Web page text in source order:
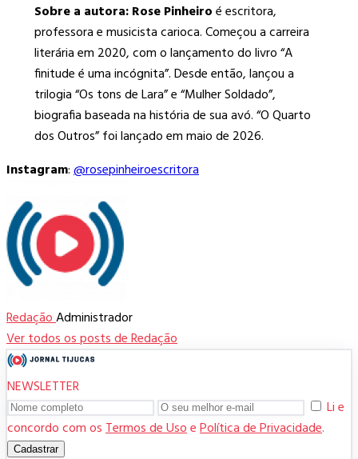
Sobre a autora: Rose Pinheiroé escritora,
professora e musicista carioca. Começou a carreira
literária em 2020, com o lançamento do livro “A
finitude é uma incógnita”. Desde então, lançou a
trilogia “Os tons de Lara” e “Mulher Soldado”,
biografia baseada na história de sua avó. “O Quarto
dos Outros” foi lançado em maio de 2026.
Instagram:@rosepinheiroescritora
RedaçãoAdministrador
Ver todos os posts de Redação
NEWSLETTER
Li e
concordo com osTermos de UsoePolítica de Privacidade.
Cadastrar